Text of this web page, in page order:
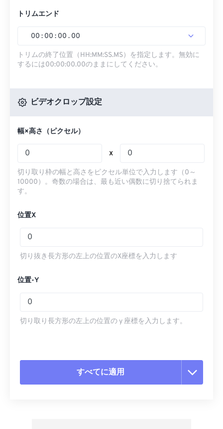
トリムエンド
00 : 00 : 00 . 00
トリムの終了位置（HH:MM:SS.MS）を指定します。無効に
するには00:00:00.00のままにしてください。
ビデオクロップ設定
幅×高さ（ピクセル）
x
切り取り枠の幅と高さをピクセル単位で入力します（0～
10000）。奇数の場合は、最も近い偶数に切り捨てられま
す。
位置X
切り抜き長方形の左上の位置のX座標を入力します
位置-Y
切り取り長方形の左上の位置の y 座標を入力します。
すべてに適用